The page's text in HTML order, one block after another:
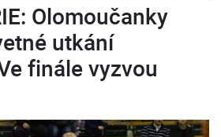
Olomoučanky
utkání
finále vyzvou